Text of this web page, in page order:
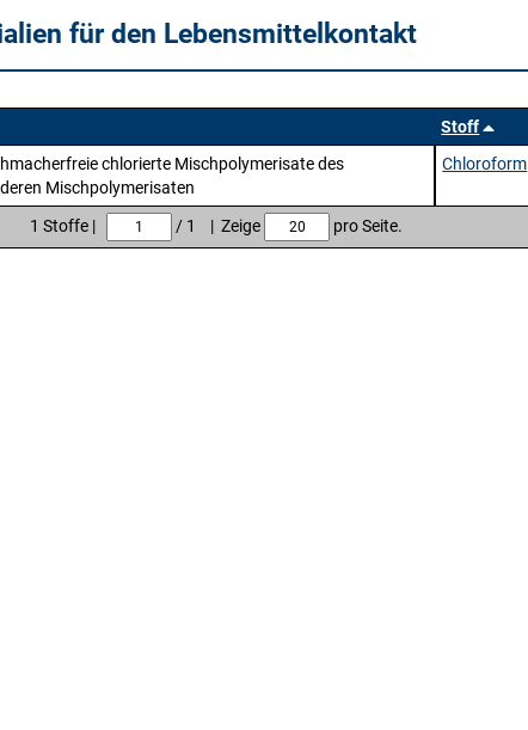
für den Lebensmittelkontakt
Stoff
chlorierte Mischpolymerisate des
Mischpolymerisaten
Chloroform
1 Stoffe | / 1 | Zeige pro Seite.